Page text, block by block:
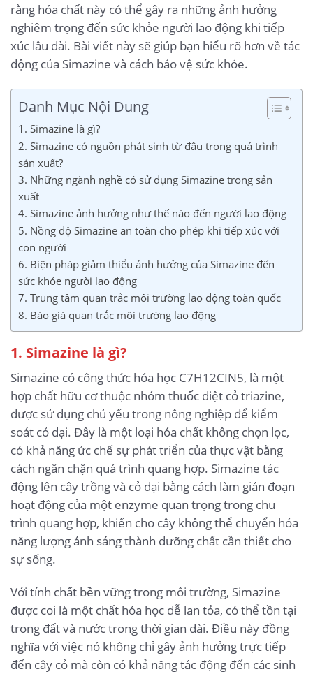
rằng hóa chất này có thể gây ra những ảnh hưởng
nghiêm trọng đến sức khỏe người lao động khi tiếp
xúc lâu dài. Bài viết này sẽ giúp bạn hiểu rõ hơn về tác
động của Simazine và cách bảo vệ sức khỏe.
Danh Mục Nội Dung
1. Simazine là gì?
2. Simazine có nguồn phát sinh từ đâu trong quá trình
sản xuất?
3. Những ngành nghề có sử dụng Simazine trong sản
xuất
4. Simazine ảnh hưởng như thế nào đến người lao động
5. Nồng độ Simazine an toàn cho phép khi tiếp xúc với
con người
6. Biện pháp giảm thiểu ảnh hưởng của Simazine đến
sức khỏe người lao động
7. Trung tâm quan trắc môi trường lao động toàn quốc
8. Báo giá quan trắc môi trường lao động
1. Simazine là gì?
Simazine có công thức hóa học C7H12CIN5, là một
hợp chất hữu cơ thuộc nhóm thuốc diệt cỏ triazine,
được sử dụng chủ yếu trong nông nghiệp để kiểm
soát cỏ dại. Đây là một loại hóa chất không chọn lọc,
có khả năng ức chế sự phát triển của thực vật bằng
cách ngăn chặn quá trình quang hợp. Simazine tác
động lên cây trồng và cỏ dại bằng cách làm gián đoạn
hoạt động của một enzyme quan trọng trong chu
trình quang hợp, khiến cho cây không thể chuyển hóa
năng lượng ánh sáng thành dưỡng chất cần thiết cho
sự sống.
Với tính chất bền vững trong môi trường, Simazine
được coi là một chất hóa học dễ lan tỏa, có thể tồn tại
trong đất và nước trong thời gian dài. Điều này đồng
nghĩa với việc nó không chỉ gây ảnh hưởng trực tiếp
đến cây cỏ mà còn có khả năng tác động đến các sinh